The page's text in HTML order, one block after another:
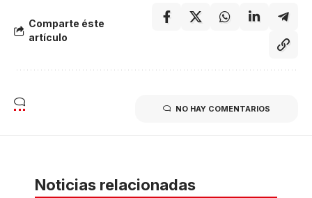
Comparte éste
artículo
NO HAY COMENTARIOS
Noticias relacionadas